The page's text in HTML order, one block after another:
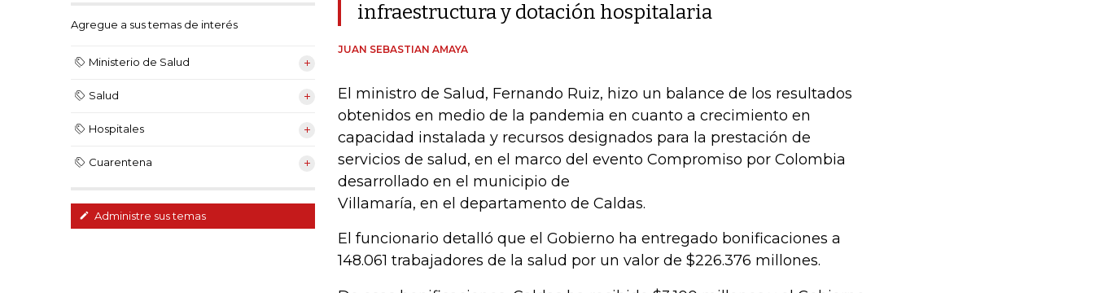
Agregue a sus temas de interés
Ministerio de Salud
Salud
Hospitales
Cuarentena
Administre sus temas
infraestructura y dotación hospitalaria
JUAN SEBASTIAN AMAYA
El ministro de Salud, Fernando Ruiz, hizo un balance de los resultados
obtenidos en medio de la pandemia en cuanto a crecimiento en
capacidad instalada y recursos designados para la prestación de
servicios de salud, en el marco del evento Compromiso por Colombia
desarrollado en el municipio de
Villamaría, en el departamento de Caldas.
El funcionario detalló que el Gobierno ha entregado bonificaciones a
148.061 trabajadores de la salud por un valor de $226.376 millones.